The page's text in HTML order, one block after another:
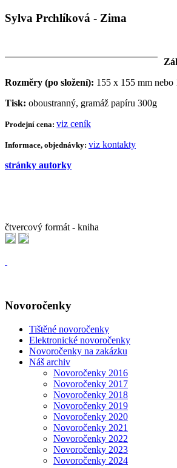
Sylva Prchlíková - Zima
Rozměry (po složení): 155 x 155 mm nebo
Tisk: oboustranný, gramáž papíru 300g
Prodejní cena: viz ceník
Informace, objednávky: viz kontakty
stránky autorky
čtvercový formát - kniha
Novoročenky
Tištěné novoročenky
Elektronické novoročenky
Novoročenky na zakázku
Náš archiv
Novoročenky 2016
Novoročenky 2017
Novoročenky 2018
Novoročenky 2019
Novoročenky 2020
Novoročenky 2021
Novoročenky 2022
Novoročenky 2023
Novoročenky 2024